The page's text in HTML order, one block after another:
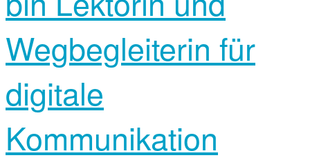
Wegbegleiterin für
digitale
Kommunikation